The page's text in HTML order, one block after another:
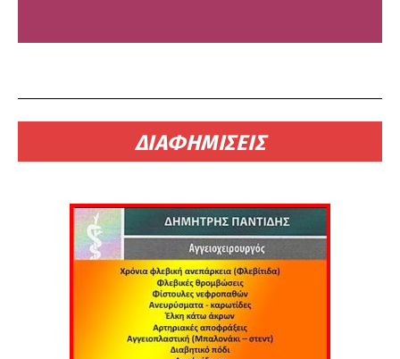
ΔΙΑΦΗΜΙΣΕΙΣ